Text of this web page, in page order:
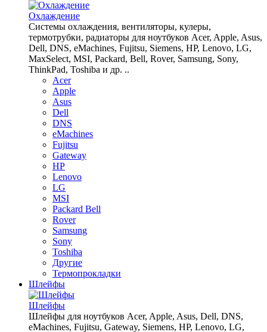
Охлаждение
Системы охлаждения, вентиляторы, кулеры,
термотрубки, радиаторы для ноутбуков Acer, Apple, Asus,
Dell, DNS, eMachines, Fujitsu, Siemens, HP, Lenovo, LG,
MaxSelect, MSI, Packard, Bell, Rover, Samsung, Sony,
ThinkPad, Toshiba и др. ..
Acer
Apple
Asus
Dell
DNS
eMachines
Fujitsu
Gateway
HP
Lenovo
LG
MSI
Packard Bell
Rover
Samsung
Sony
Toshiba
Другие
Термопрокладки
Шлейфы
Шлейфы
Шлейфы для ноутбуков Acer, Apple, Asus, Dell, DNS,
eMachines, Fujitsu, Gateway, Siemens, HP, Lenovo, LG,